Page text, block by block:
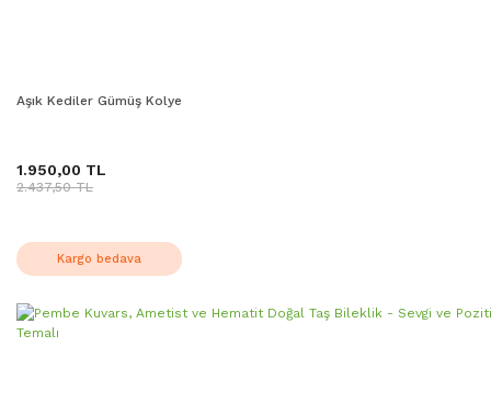
Aşık Kediler Gümüş Kolye
1.950,00 TL
2.437,50 TL
Kargo bedava